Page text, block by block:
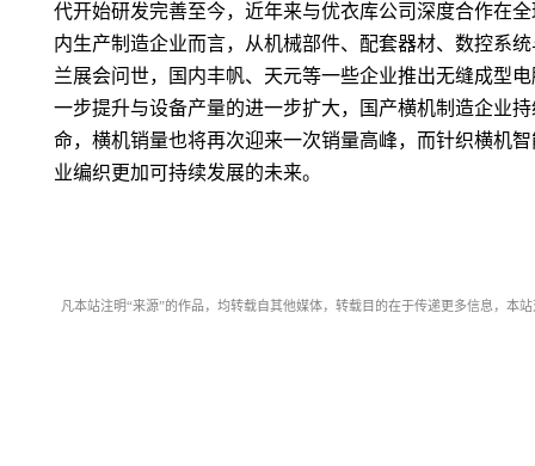
代开始研发完善至今，近年来与优衣库公司深度合作在
内生产制造企业而言，从机械部件、配套器材、数控系
兰展会问世，国内丰帆、天元等一些企业推出无缝成型
一步提升与设备产量的进一步扩大，国产横机制造企业
命，横机销量也将再次迎来一次销量高峰，而针织横机
业编织更加可持续发展的未来。
凡本站注明“来源”的作品，均转载自其他媒体，转载目的在于传递更多信息，本